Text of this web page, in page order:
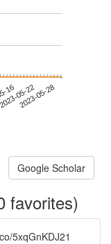
1605-22
2023-05-28
Google Scholar
favorites)
5xqGnKDJ21